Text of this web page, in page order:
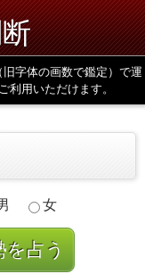
字体の画数で鑑定）で運
用いただけます。
女